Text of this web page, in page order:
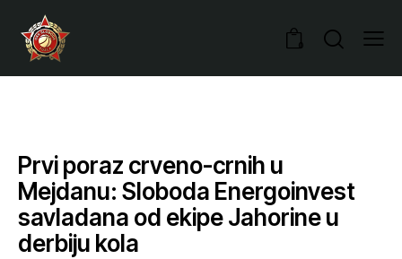
0
Prvi poraz crveno-crnih u
Mejdanu: Sloboda Energoinvest
savladana od ekipe Jahorine u
derbiju kola